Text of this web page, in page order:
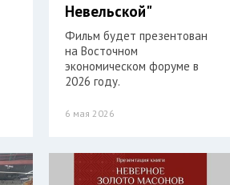
Невельской"
Фильм будет презентован
на Восточном
экономическом форуме в
2026 году.
6 мая 2026